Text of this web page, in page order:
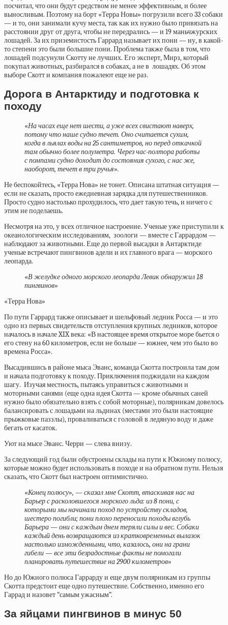
посчитал, что они будут средством не менее эффективным, и более
выносливым. Поэтому на борт «Терра Новы» погрузили всего 33 собаки
— и то, они занимали кучу места, так как их нужно было привязать на
расстоянии друг от друга, чтобы не передрались — и 19 маньчжурских
лошадей. За их приземистость Гаррард называет их пони — ну, в какой-
то степени это были большие пони. Проблема также была в том, что
лошадей подсунули Скотту не лучших. Его эксперт, Мирз, который
покупал животных, разбирался в собаках, а не в лошадях. Об этом
выборе Скотт и компания пожалеют еще не раз.
Дорога в Антарктиду и подготовка к
походу
«На часах еще нет шести, а уже всех свистают наверх,
потому что наше судно течет. Оно считается сухим,
когда в льялах воды на 25 сантиметров, но перед откачкой
там обычно более полуметра. Через час-полтора работы
с помпами судно доходит до состояния сухого, с нас же,
наоборот, течет в три ручья».
Не беспокойтесь, «Терра Нова» не тонет. Описана штатная ситуация —
если не сказать, просто ежедневная зарядка для путешественников.
Просто судно настолько прохудилось, что дает такую течь, и ничего с
этим не поделаешь.
Несмотря на это, у всех отличное настроение. Ученые уже приступили к
океанологическим исследованиям, зоологи — вместе с Гаррардом —
наблюдают за животными. Еще до первой высадки в Антарктиде
ученые встречают пингвинов адели и их главного врага — морского
леопарда.
«В желудке одного морского леопарда Левик обнаружил 18
пингвинов»
«Терра Нова»
По пути Гаррард также описывает и шельфовый ледник Росса — и это
одно из первых свидетельств отступления крупных ледников, которое
началось в начале XIX века: «В настоящее время открытое море бьется о
его стену на 60 километров, если не больше — южнее, чем это было во
времена Росса».
Высадившись в районе мыса Эванс, команда Скотта построила там дом
и начала подготовку к походу. Приключения поджидали на каждом
шагу. Изучая местность, пытаясь управиться с животными и
моторными санями (еще одна идея Скотта — кроме обычных саней
нужно было обязательно взять с собой моторные), полярникам довелось
балансировать с лошадьми на льдинах (местами это были настоящие
прыжковые паззлы), проваливаться с головой в ледяную воду и даже
бегать от касаток.
Уют на мысе Эванс. Черри — слева внизу.
За следующий год были обустроены склады на пути к Южному полюсу,
которые можно будет использовать в походе и на обратном пути. Нельзя
сказать, что Скотт был настроен оптимистично.
«Конец полюсу», — сказал мне Скотт, втаскивая нас на
Барьер с расколовшегося морского льда: из 8 пони, с
которыми мы начинали поход по устройству складов,
шестеро погибли; пони плохо переносили походы вглубь
Барьера — они с каждым днем теряли силы и вес. Собаки
каждый день возвращаются из кратковременных вылазок
настолько изможденными, что, казалось, они на грани
гибели — все эти безрадостные факты не помогали
планировать путешествие на 2900 километров»
Но до Южного полюса Гаррарду и еще двум полярникам из группы
Скотта предстоит еще одно путешествие. Собственно, именно его
Гаррад и назовет “самым ужасным”.
За яйцами пингвинов в минус 50